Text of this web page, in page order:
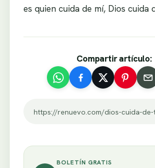
es quien cuida de mí, Dios cuida
Compartir artículo:
https://renuevo.com/dios-cuida-de-
BOLETÍN GRATIS